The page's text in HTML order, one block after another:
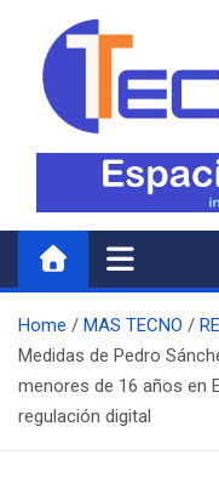
content
Tecno
Todo lo nuevo en
Home MAS TECNO
Medidas de Pedro
menores de 16 años en
regulación digital